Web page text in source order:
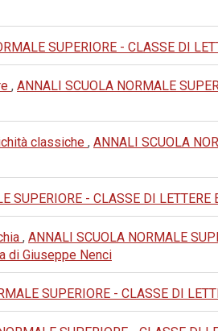
SUPERIORE - CLASSE DI
, ANNALI SCUOLA NORMALE
classiche , ANNALI SCUOLA
SUPERIORE - CLASSE DI
, ANNALI SCUOLA NORMALE
di Giuseppe Nenci
SUPERIORE - CLASSE DI